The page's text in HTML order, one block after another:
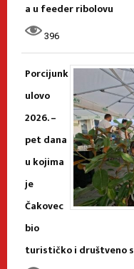
a u feeder ribolovu
396
Porcijunk
ulovo
2026. –
pet dana
u kojima
je
Čakovec
bio
turističko i društveno